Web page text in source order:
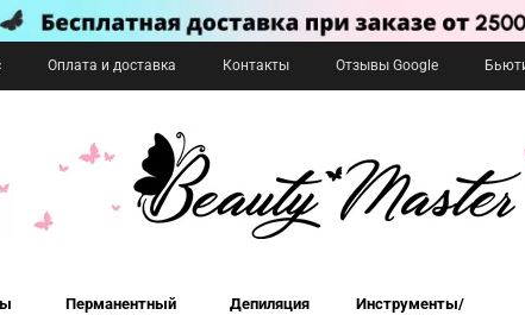
Оплата и доставка Контакты Отзывы Google
Перманентный
Депиляция
Инструменты/